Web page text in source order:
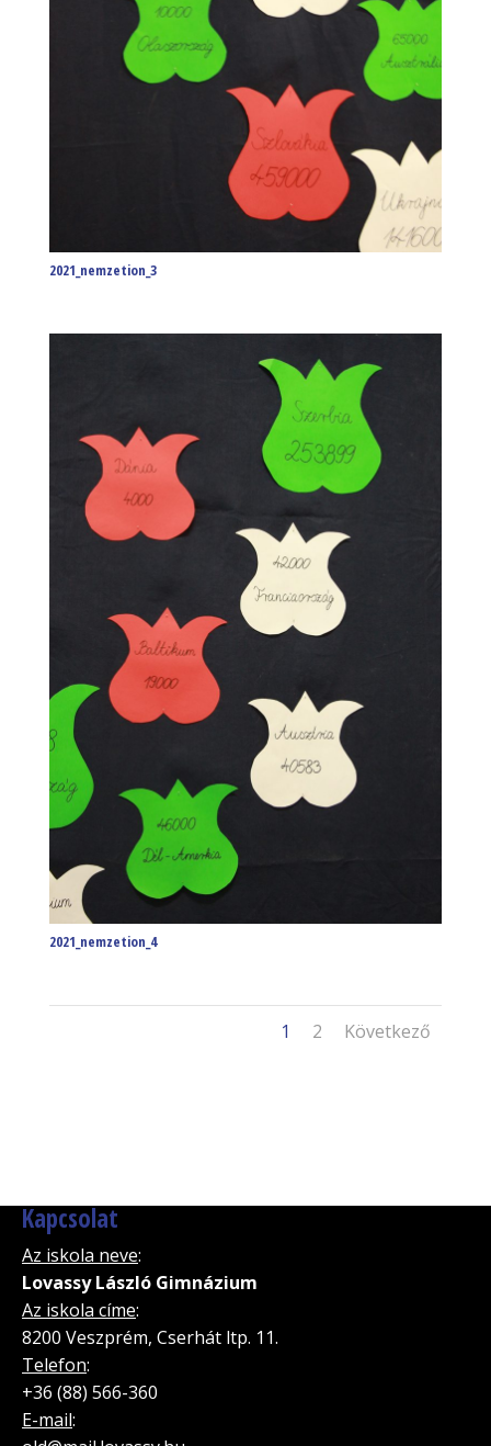
2021_nemzetion_3
2021_nemzetion_4
1 2 Következő
Kapcsolat
Az iskola neve:
Lovassy László Gimnázium
Az iskola címe:
8200 Veszprém, Cserhát ltp. 11.
Telefon:
+36 (88) 566-360
E-mail: